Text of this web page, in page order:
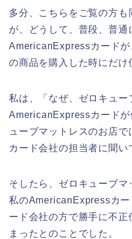
多分、こちらをご覧の方
が、どうして、普段、普通
AmericanExpressカードが
の商品を購入した時にだけ
私は、「なぜ、ゼロキュー
AmericanExpressカード
ューブマットレスのお店
カード会社の担当者に聞い
そしたら、ゼロキューブマ
私のAmericanExpressカ
ード会社の方で勝手に不正
まったとのことでした。